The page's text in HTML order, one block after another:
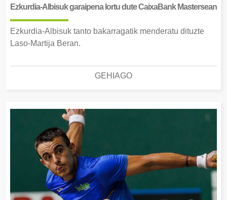
Ezkurdia-Albisuk garaipena lortu dute CaixaBank Mastersean
Ezkurdia-Albisuk tanto bakarragatik menderatu dituzte
Laso-Martija Beran.
GEHIAGO